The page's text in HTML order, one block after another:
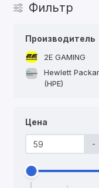
Фильтр
Производитель
2E GAMING
Hewlett
(HPE)
Цена
-